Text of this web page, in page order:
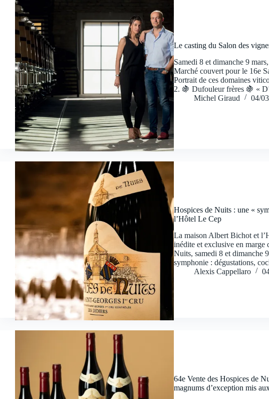
Le casting du Salon des
Samedi 8 et dimanche 9
Marché couvert pour le 16e
Portrait de ces domaines
2. 🍇 Dufouleur frères 🍇 «
Michel Giraud
04/
Hospices de Nuits : une «
l’Hôtel Le Cep
La maison Albert Bichot et
inédite et exclusive en marge
Nuits, samedi 8 et dimanche
symphonie : dégustations,
Alexis Cappellaro
64e Vente des Hospices de
magnums d’exception mis